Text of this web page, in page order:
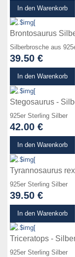
In den Warenkorb
Brontosaurus
Silberbrosche aus
39.50 €
In den Warenkorb
Stegosaurus -
925er Sterling Silber
42.00 €
In den Warenkorb
Tyrannosaurus
925er Sterling Silber
39.50 €
In den Warenkorb
Triceratops -
925er Sterling Silber